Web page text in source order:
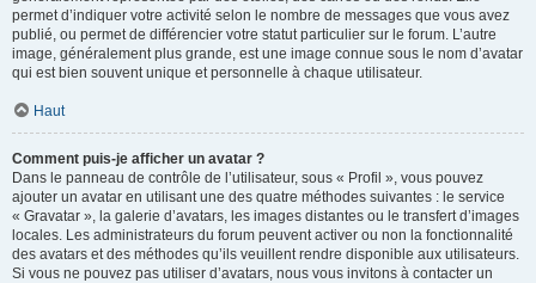
permet d’indiquer votre activité selon le nombre de messages que vous avez
publié, ou permet de différencier votre statut particulier sur le forum. L’autre
image, généralement plus grande, est une image connue sous le nom d’avatar
qui est bien souvent unique et personnelle à chaque utilisateur.
Haut
Comment puis-je afficher un avatar ?
Dans le panneau de contrôle de l’utilisateur, sous « Profil », vous pouvez
ajouter un avatar en utilisant une des quatre méthodes suivantes : le service
« Gravatar », la galerie d’avatars, les images distantes ou le transfert d’images
locales. Les administrateurs du forum peuvent activer ou non la fonctionnalité
des avatars et des méthodes qu’ils veuillent rendre disponible aux utilisateurs.
Si vous ne pouvez pas utiliser d’avatars, nous vous invitons à contacter un